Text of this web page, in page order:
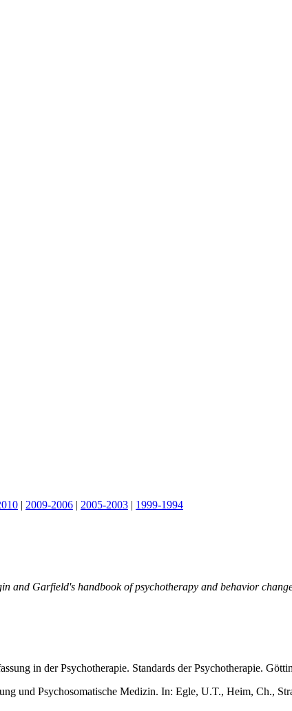
| 2009-2006 | 2005-2003 | 1999-1994
and Garfield's handbook of psychotherapy and behavior
in der Psychotherapie. Standards der Psychotherapie.
und Psychosomatische Medizin. In: Egle, U.T., Heim, Ch.,